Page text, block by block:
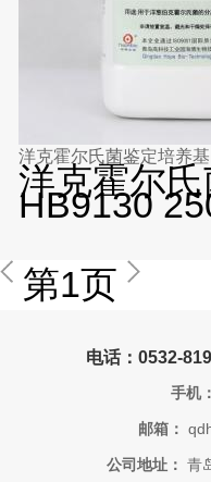
洋克霍尔
HB9130
第1页
电话：0532-
手机：
邮箱：
公司地址： 青